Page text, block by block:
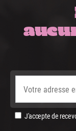
J'accepte de